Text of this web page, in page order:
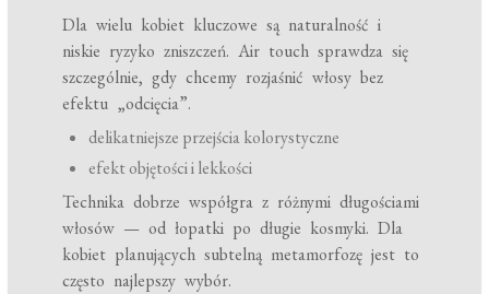
Dla wielu kobiet kluczowe są naturalność i
niskie ryzyko zniszczeń. Air touch sprawdza się
szczególnie, gdy chcemy rozjaśnić włosy bez
efektu „odcięcia”.
delikatniejsze przejścia kolorystyczne
efekt objętości i lekkości
Technika dobrze współgra z różnymi długościami
włosów — od łopatki po długie kosmyki. Dla
kobiet planujących subtelną metamorfozę jest to
często najlepszy wybór.